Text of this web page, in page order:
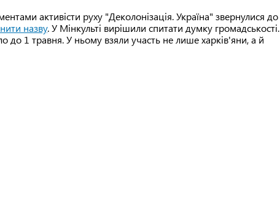
активісти руху "Деколонізація. Україна" звернулися до
назву. У Мінкульті вирішили спитати думку громадськості.
до 1 травня. У ньому взяли участь не лише харків'яни, а й